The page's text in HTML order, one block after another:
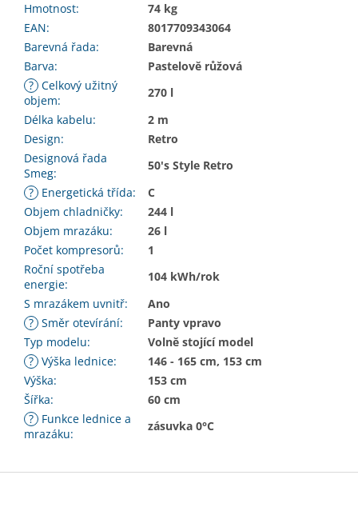
Hmotnost:
74 kg
EAN:
8017709343064
Barevná řada:
Barevná
Barva:
Pastelově růžová
? Celkový užitný
objem:
270 l
Délka kabelu:
2 m
Design:
Retro
Designová řada
Smeg:
50's Style Retro
? Energetická třída:
C
Objem chladničky:
244 l
Objem mrazáku:
26 l
Počet kompresorů:
1
Roční spotřeba
energie:
104 kWh/rok
S mrazákem uvnitř:
Ano
? Směr otevírání:
Panty vpravo
Typ modelu:
Volně stojící model
? Výška lednice:
146 - 165 cm, 153 cm
Výška:
153 cm
Šířka:
60 cm
? Funkce lednice a
mrazáku:
zásuvka 0°C
Z